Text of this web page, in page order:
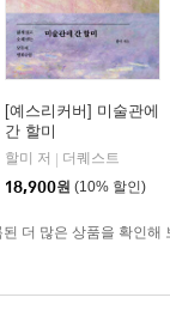
[예스리커버] 미술관에
간 할미
할미 저
더퀘스트
18,900원 (10% 할인)
더 많은 상품을 확인해